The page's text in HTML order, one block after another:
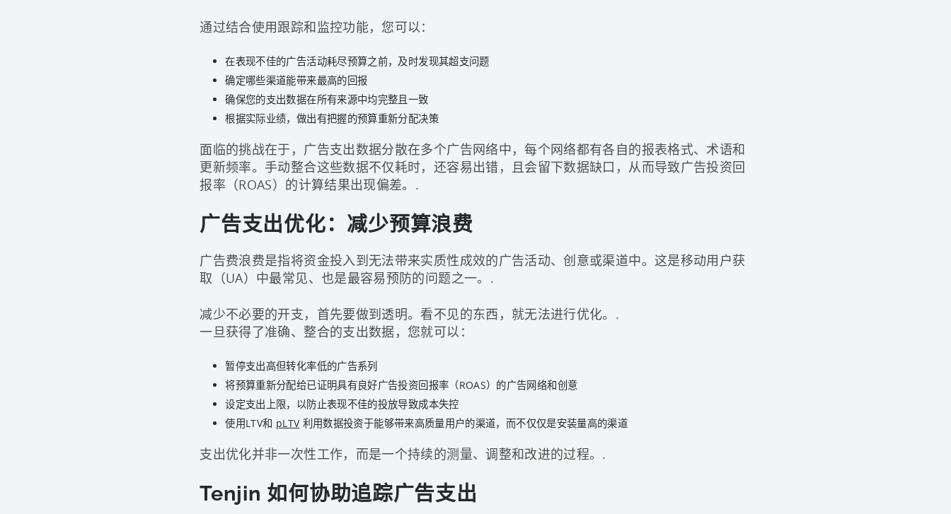
通过结合使用跟踪和监控功能，您可以：
在表现不佳的广告活动耗尽预算之前，及时发现其超支问题
确定哪些渠道能带来最高的回报
确保您的支出数据在所有来源中均完整且一致
根据实际业绩，做出有把握的预算重新分配决策
面临的挑战在于，广告支出数据分散在多个广告网络中，每个网络都有各自的报表格式、术语和
更新频率。手动整合这些数据不仅耗时，还容易出错，且会留下数据缺口，从而导致广告投资回
报率（ROAS）的计算结果出现偏差。.
广告支出优化：减少预算浪费
广告费浪费是指将资金投入到无法带来实质性成效的广告活动、创意或渠道中。这是移动用户获
取（UA）中最常见、也是最容易预防的问题之一。.
减少不必要的开支，首先要做到透明。看不见的东西，就无法进行优化。.
一旦获得了准确、整合的支出数据，您就可以：
暂停支出高但转化率低的广告系列
将预算重新分配给已证明具有良好广告投资回报率（ROAS）的广告网络和创意
设定支出上限，以防止表现不佳的投放导致成本失控
使用LTV和 pLTV利用数据投资于能够带来高质量用户的渠道，而不仅仅是安装量高的渠道
支出优化并非一次性工作，而是一个持续的测量、调整和改进的过程。.
Tenjin 如何协助追踪广告支出